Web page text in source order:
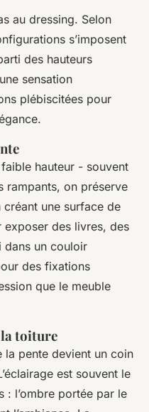
au dressing. Selon
s’imposent
des hauteurs
sensation
plébiscitées pour
hauteur - souvent
rampants, on préserve
créant une surface de
des livres, des
dans un couloir
des fixations
que le meuble
la toiture
la pente devient un coin
est souvent le
: l’ombre portée par le